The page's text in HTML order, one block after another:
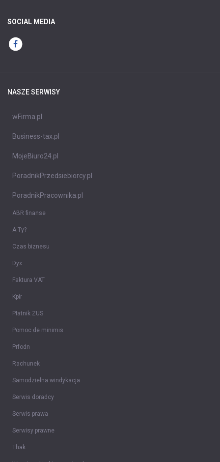
SOCIAL MEDIA
NASZE SERWISY
wFirma.pl
Business-tax.pl
MojeBiuro24.pl
PoradnikPrzedsiebiorcy.pl
PoradnikPracownika.pl
ABR finanse
A Ty?
Czas biznesu
Dyx
Faktura VAT
Kpir
Płatnik ZUS
Pomoc de minimis
Prfodn
Rachunek
Samodzielna windykacja
Serwis doradcy
Serwis prawa
Serwisy prawne
Thak